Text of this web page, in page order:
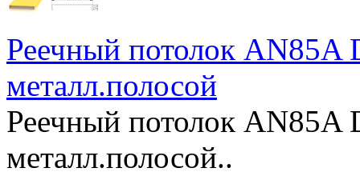
Реечный потолок AN85A
металл.полосой
Реечный потолок AN85A
металл.полосой..